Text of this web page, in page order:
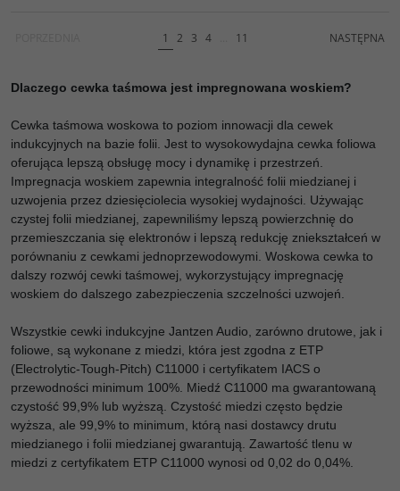
1 2 3 4 11 NASTĘPNA
Dlaczego cewka taśmowa jest impregnowana woskiem?
Cewka taśmowa woskowa to poziom innowacji dla cewek
indukcyjnych na bazie folii. Jest to wysokowydajna cewka foliowa
oferująca lepszą obsługę mocy i dynamikę i przestrzeń.
Impregnacja woskiem zapewnia integralność folii miedzianej i
uzwojenia przez dziesięciolecia wysokiej wydajności. Używając
czystej folii miedzianej, zapewniliśmy lepszą powierzchnię do
przemieszczania się elektronów i lepszą redukcję zniekształceń w
porównaniu z cewkami jednoprzewodowymi. Woskowa cewka to
dalszy rozwój cewki taśmowej, wykorzystujący impregnację
woskiem do dalszego zabezpieczenia szczelności uzwojeń.
Wszystkie cewki indukcyjne Jantzen Audio, zarówno drutowe, jak i
foliowe, są wykonane z miedzi, która jest zgodna z ETP
(Electrolytic-Tough-Pitch) C11000 i certyfikatem IACS o
przewodności minimum 100%. Miedź C11000 ma gwarantowaną
czystość 99,9% lub wyższą. Czystość miedzi często będzie
wyższa, ale 99,9% to minimum, którą nasi dostawcy drutu
miedzianego i folii miedzianej gwarantują. Zawartość tlenu w
miedzi z certyfikatem ETP C11000 wynosi od 0,02 do 0,04%.